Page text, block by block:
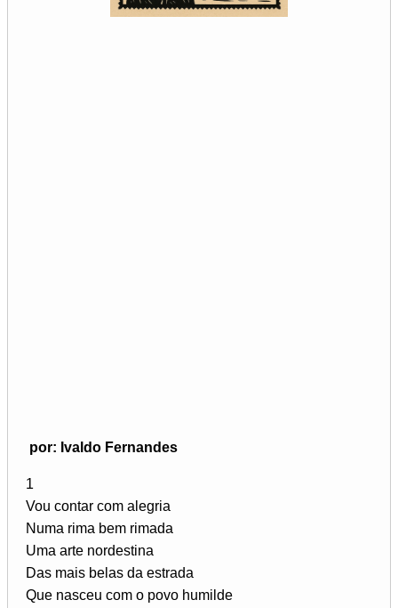
por: Ivaldo Fernandes
1
Vou contar com alegria
Numa rima bem rimada
Uma arte nordestina
Das mais belas da estrada
Que nasceu com o povo humilde